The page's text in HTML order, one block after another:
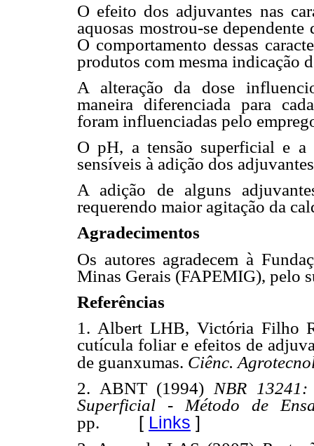
O efeito dos adjuvantes nas
aquosas mostrou-se
O comportamento dessas
produtos com mesma indicação
A alteração da dose
maneira diferenciada para
foram influenciadas pelo
O pH, a tensão superficial e a
sensíveis à adição dos
A adição de alguns
requerendo maior agitação da
Agradecimentos
Os autores agradecem à
Minas Gerais (FAPEMIG), pelo
Referências
1. Albert LHB, Victória Filho
cutícula foliar e efeitos de
de guanxumas. Ciênc.
2. ABNT (1994) NBR
Superficial - Método de
pp. [ Links ]